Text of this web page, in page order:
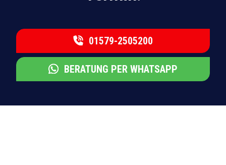
01579-2505200
BERATUNG PER WHATSAPP